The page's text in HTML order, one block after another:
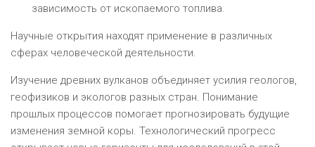
зависимость от ископаемого топлива.
Научные открытия находят применение в различных
сферах человеческой деятельности.
Изучение древних вулканов объединяет усилия геологов,
геофизиков и экологов разных стран. Понимание
прошлых процессов помогает прогнозировать будущие
изменения земной коры. Технологический прогресс